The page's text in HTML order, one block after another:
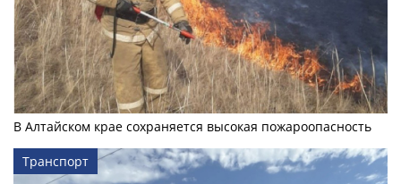
В Алтайском крае сохраняется высокая пожароопасность
Транспорт